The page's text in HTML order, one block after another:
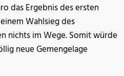
das Ergebnis des ersten
Wahlsieg des
nichts im Wege. Somit würde
neue Gemengelage